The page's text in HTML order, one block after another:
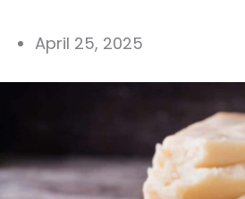
April 25, 2025